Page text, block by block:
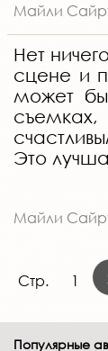
Майли
Нет
сцене и
может
Это
Майли
Стр. 1
Популярные